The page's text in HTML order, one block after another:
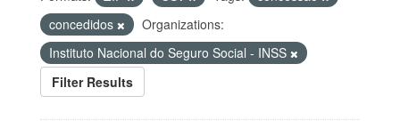
concedidos
Organizations:
Instituto Nacional do Seguro Social - INSS
Filter Results